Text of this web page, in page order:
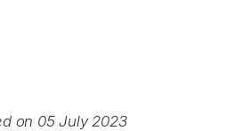
on 05 July 2023